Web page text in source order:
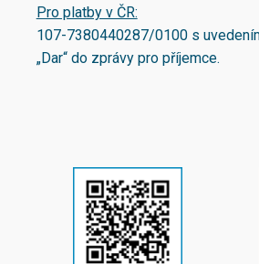
Pro platby v ČR:
107-7380440287/0100s
„Dar“ do zprávy pro příjemce.